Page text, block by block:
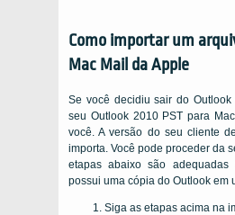
Como importar um
Mac Mail da Apple
Se você decidiu sair do
seu Outlook 2010 PST para
você. A versão do seu cliente
importa. Você pode proceder da
etapas abaixo são adequadas
possui uma cópia do Outlook em
Siga as etapas acima na